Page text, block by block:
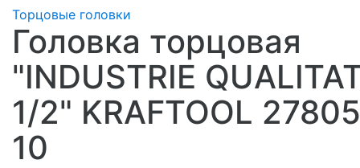
Торцовые головки
Головка торцовая
"INDUSTRIE
1/2" KRAFTOOL
10